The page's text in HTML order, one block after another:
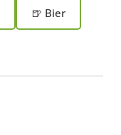
🍺 Bier